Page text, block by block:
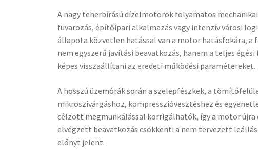
A nagy teherbírású dízelmotorok folyamatos
fuvarozás, építőipari alkalmazás vagy intenzív városi
állapota közvetlen hatással van a motor hatásfokára, a
nem egyszerű javítási beavatkozás, hanem a teljes
képes visszaállítani az eredeti működési paramétereket.
A hosszú üzemórák során a szelepfészkek, a
mikroszivárgáshoz, kompresszióvesztéshez és
célzott megmunkálással korrigálhatók, így a motor
elvégzett beavatkozás csökkenti a nem tervezett
előnyt jelent.